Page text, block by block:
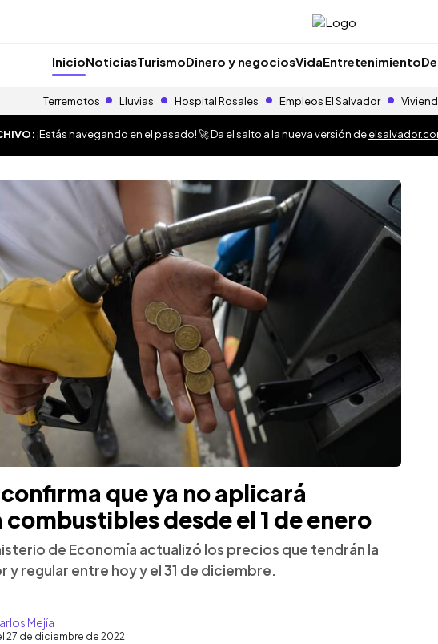
InicioNoticiasTurismoDinero y negociosVidaEntretenimiento
Terremotos Lluvias Hospital Rosales Empleos El Salvador
¡Estás navegando en el pasado! 🚀 Da el salto a la nueva versión de
que ya no aplicará
combustibles desde el 1 de enero
de Economía actualizó los precios que tendrán la
y regular entre hoy y el 31 de diciembre.
Mejía
27 de diciembre de 2022